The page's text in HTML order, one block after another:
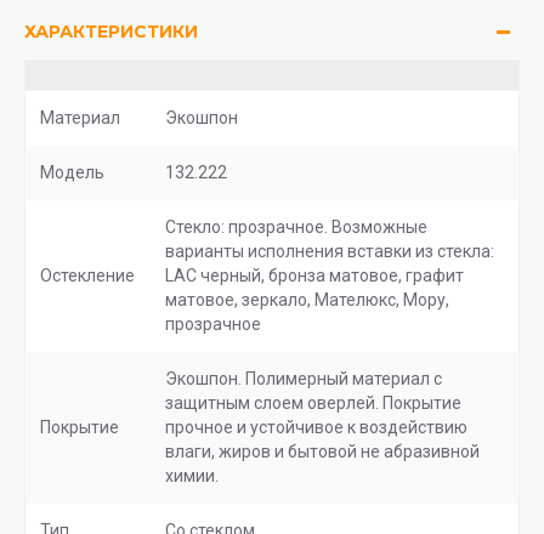
ХАРАКТЕРИСТИКИ
Материал Экошпон
Модель 132.222
Остекление
Стекло: прозрачное. Возможные
варианты исполнения вставки из стекла:
LAC черный, бронза матовое, графит
матовое, зеркало, Мателюкс, Мору,
прозрачное
Покрытие
Экошпон. Полимерный материал с
защитным слоем оверлей. Покрытие
прочное и устойчивое к воздействию
влаги, жиров и бытовой не абразивной
химии.